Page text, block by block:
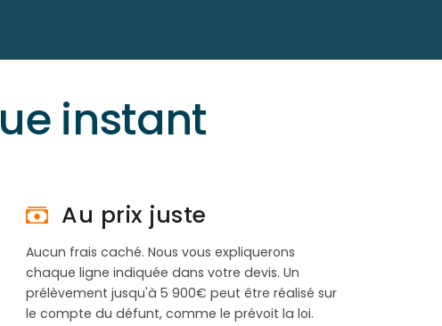
instant
Au prix juste
Aucun frais caché. Nous vous expliquerons
chaque ligne indiquée dans votre devis. Un
prélèvement jusqu'à 5 900€ peut être réalisé sur
le compte du défunt, comme le prévoit la loi.